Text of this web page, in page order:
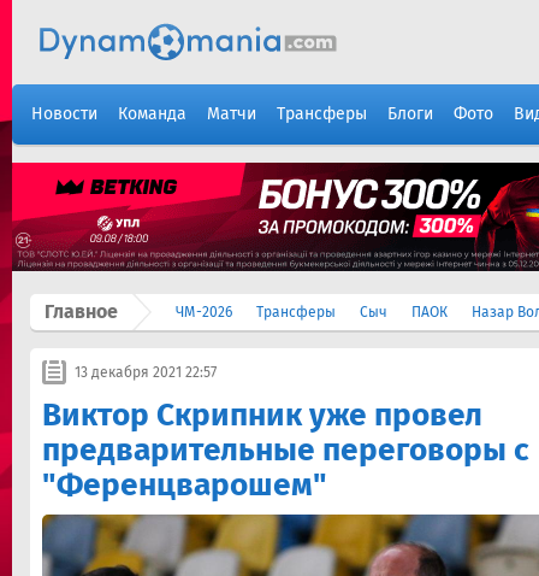
Новости Команда Матчи Трансферы Блоги Фото
Главное ЧМ-2026 Трансферы Сыч ПАОК Назар
13 декабря 2021 22:57
Виктор Скрипник уже провел
предварительные переговоры с
"Ференцварошем"